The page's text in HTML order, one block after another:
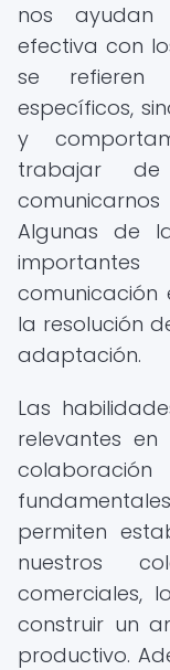
nos
efectiva con
se refieren
específicos,
y
trabajar
Algunas de
comunicación
la resolución
adaptación.
Las
relevantes
permiten
nuestros
comerciales,
construir un
productivo.